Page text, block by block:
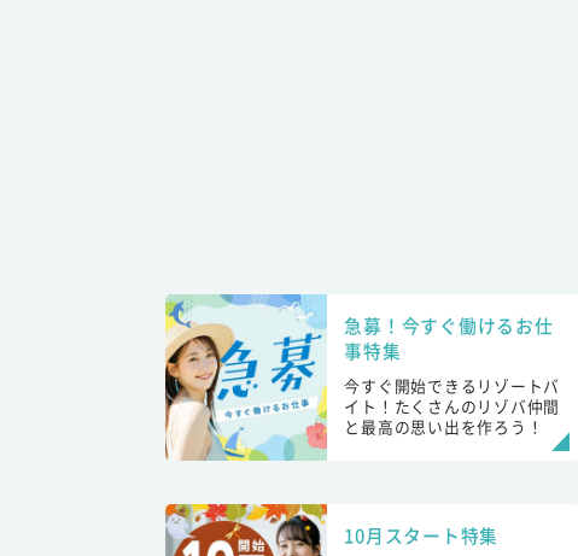
急募！今すぐ働けるお仕
事特集
今すぐ開始できるリゾートバ
イト！たくさんのリゾバ仲間
と最高の思い出を作ろう！
10月スタート特集